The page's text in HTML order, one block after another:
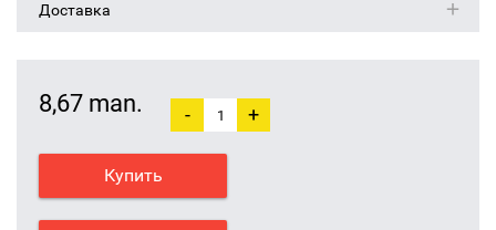
Доставка
8,67 man. - +
Купить